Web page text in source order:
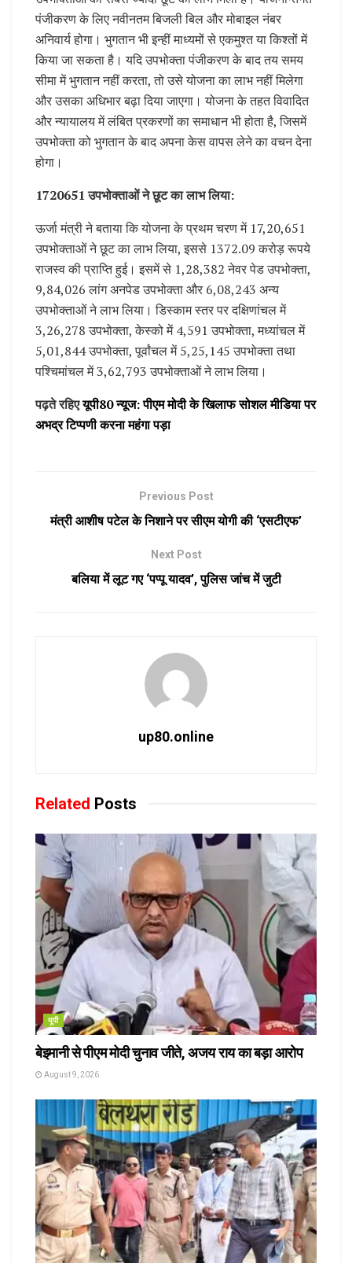
पंजीकरण के लिए नवीनतम बिजली बिल और मोबाइल नंबर
अनिवार्य होगा। भुगतान भी इन्हीं माध्यमों से एकमुश्त या किश्तों में
किया जा सकता है। यदि उपभोक्ता पंजीकरण के बाद तय समय
सीमा में भुगतान नहीं करता, तो उसे योजना का लाभ नहीं मिलेगा
और उसका अधिभार बढ़ा दिया जाएगा। योजना के तहत विवादित
और न्यायालय में लंबित प्रकरणों का समाधान भी होता है, जिसमें
उपभोक्ता को भुगतान के बाद अपना केस वापस लेने का वचन देना
होगा।
1720651 उपभोक्ताओं ने छूट का लाभ लिया:
ऊर्जा मंत्री ने बताया कि योजना के प्रथम चरण में 17,20,651
उपभोक्ताओं ने छूट का लाभ लिया, इससे 1372.09 करोड़ रूपये
राजस्व की प्राप्ति हुई। इसमें से 1,28,382 नेवर पेड उपभोक्ता,
9,84,026 लांग अनपेड उपभोक्ता और 6,08,243 अन्य
उपभोक्ताओं ने लाभ लिया। डिस्काम स्तर पर दक्षिणांचल में
3,26,278 उपभोक्ता, केस्को में 4,591 उपभोक्ता, मध्यांचल में
5,01,844 उपभोक्ता, पूर्वांचल में 5,25,145 उपभोक्ता तथा
पश्चिमांचल में 3,62,793 उपभोक्ताओं ने लाभ लिया।
पढ़ते रहिएयूपी80 न्यूज: पीएम मोदी के खिलाफ सोशल मीडिया पर
अभद्र टिप्पणी करना महंगा पड़ा
Previous Post
मंत्री आशीष पटेल के निशाने पर सीएम योगी की ‘एसटीएफ’
Next Post
बलिया में लूट गए ‘पप्पू यादव’, पुलिस जांच में जुटी
up80.online
Related Posts
यूपी
बेइमानी से पीएम मोदी चुनाव जीते, अजय राय का बड़ा आरोप
August 9, 2026